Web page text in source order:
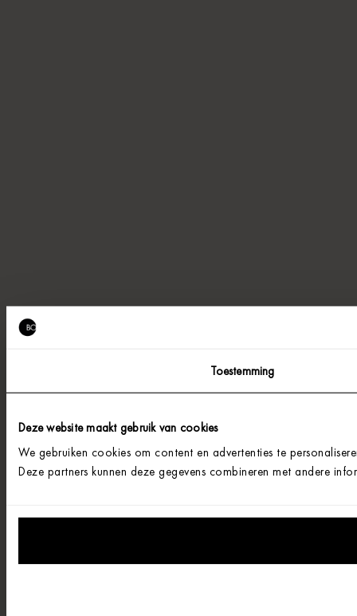
Toestemming
Deze website maakt gebruik van cookies
We gebruiken cookies om content en advertenties te
Deze partners kunnen deze gegevens combineren met andere